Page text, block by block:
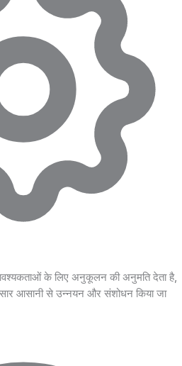
के लिए अनुकूलन की अनुमति देता है,
आसानी से उन्नयन और संशोधन किया जा